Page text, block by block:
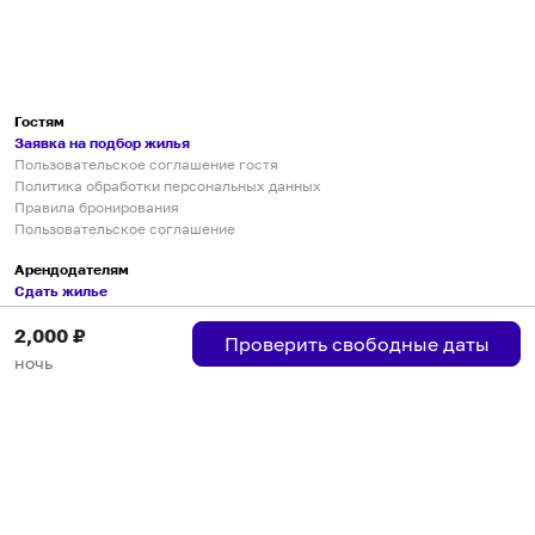
2,000 ₽
ночь
Проверить свободные даты
Гостям
Заявка на подбор жилья
Пользовательское соглашение гостя
Политика обработки персональных данных
Правила бронирования
Пользовательское соглашение
Арендодателям
Сдать жилье
Пользовательское соглашение
Правила публикации объявлений